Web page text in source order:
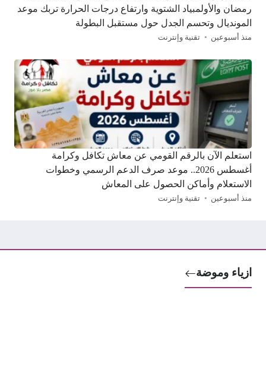
رمضان والأولمبياد الشتوية وارتفاع درجات الحرارة تربك موعد
المونديال وتحسم الجدل حول مستقبل البطولة
منذ أسبوعين تقنية وإنترنت
استعلم الآن بالرقم القومي عن معاش تكافل وكرامة
أغسطس 2026.. موعد صرف الدعم الرسمي وخطوات
الاستعلام وأماكن الحصول على المعاش
منذ أسبوعين تقنية وإنترنت
ازياء وموضة